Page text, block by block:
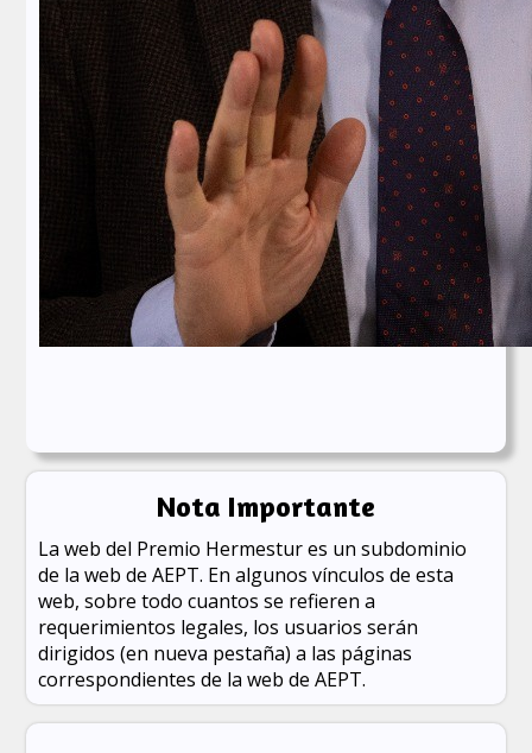
Nota Importante
La web del Premio Hermestur es un subdominio
de la web de AEPT. En algunos vínculos de esta
web, sobre todo cuantos se refieren a
requerimientos legales, los usuarios serán
dirigidos (en nueva pestaña) a las páginas
correspondientes de la web de AEPT.